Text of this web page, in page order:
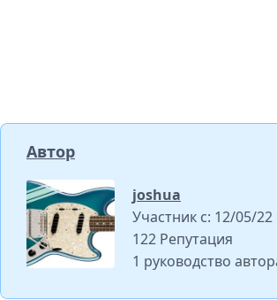
Автор
joshua
Участник с: 12/05/22
122 Репутация
1 руководство